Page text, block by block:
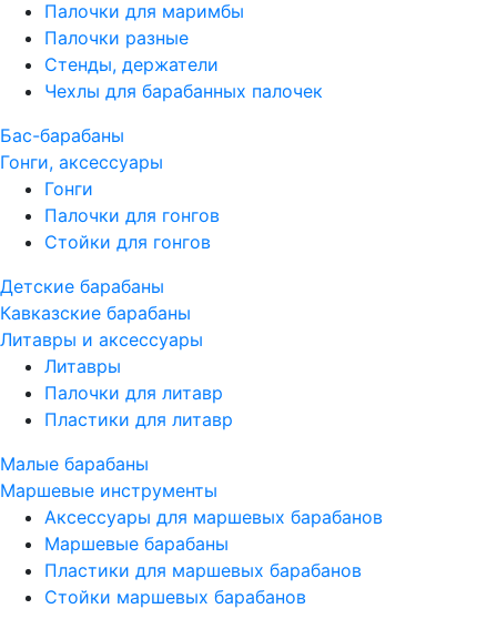
Палочки для маримбы
Палочки разные
Стенды, держатели
Чехлы для барабанных палочек
Бас-барабаны
Гонги, аксессуары
Гонги
Палочки для гонгов
Стойки для гонгов
Детские барабаны
Кавказские барабаны
Литавры и аксессуары
Литавры
Палочки для литавр
Пластики для литавр
Малые барабаны
Маршевые инструменты
Аксессуары для маршевых барабанов
Маршевые барабаны
Пластики для маршевых барабанов
Стойки маршевых барабанов